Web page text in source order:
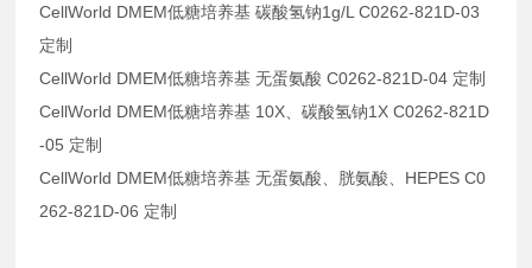
CellWorld DMEM低糖培养基 碳酸氢钠1g/L C0262-821D-03
定制
CellWorld DMEM低糖培养基 无蛋氨酸 C0262-821D-04 定制
CellWorld DMEM低糖培养基 10X、碳酸氢钠1X C0262-821D
-05 定制
CellWorld DMEM低糖培养基 无蛋氨酸、胱氨酸、HEPES C0
262-821D-06 定制